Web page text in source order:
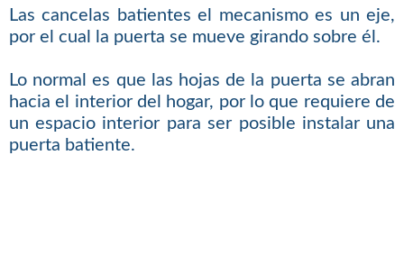
Las cancelas batientes el mecanismo es un eje,
por el cual la puerta se mueve girando sobre él.
Lo normal es que las hojas de la puerta se abran
hacia el interior del hogar, por lo que requiere de
un espacio interior para ser posible instalar una
puerta batiente.